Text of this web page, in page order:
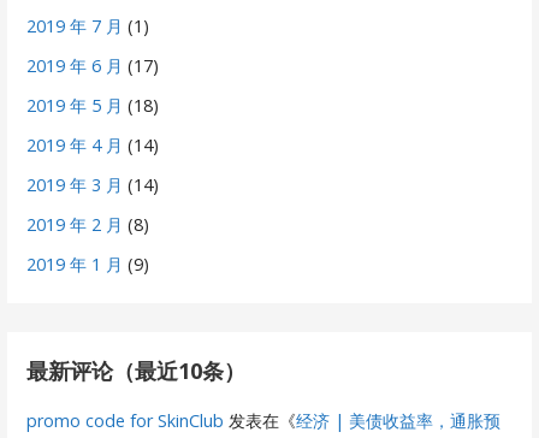
2019 年 7 月 (1)
2019 年 6 月 (17)
2019 年 5 月 (18)
2019 年 4 月 (14)
2019 年 3 月 (14)
2019 年 2 月 (8)
2019 年 1 月 (9)
最新评论（最近10条）
promo code for SkinClub 发表在《经济 | 美债收益率，通胀预